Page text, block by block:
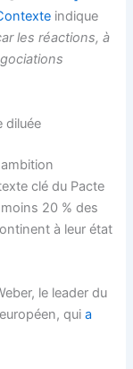
indique
les réactions, à
diluée
clé du Pacte
20 % des
à leur état
le leader du
quia